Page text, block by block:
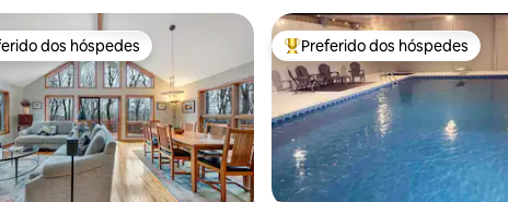
melhores preferidos dos hóspedes
dos hóspedes Entre os melhores preferidos
Preferido dos hóspedes